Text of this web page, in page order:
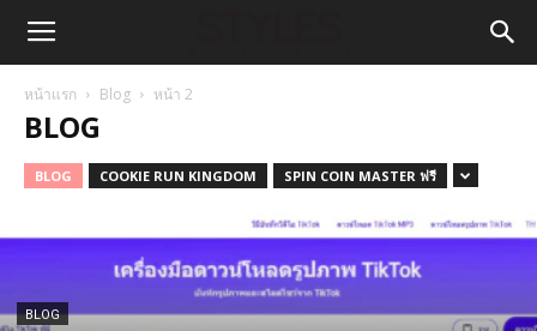
หน้าแรก Blog หน้า 2
BLOG
BLOG COOKIE RUN KINGDOM SPIN COIN MASTER ฟรี
BLOG